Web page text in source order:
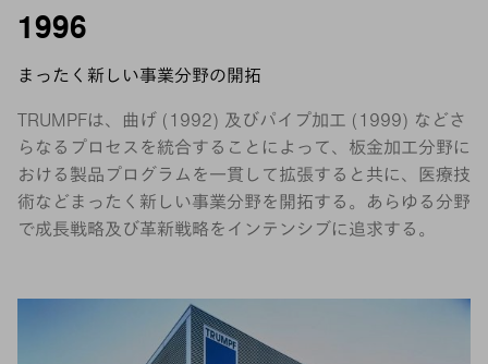
1996
まったく新しい事業分野の開拓
TRUMPFは、曲げ (1992) 及びパイプ加工 (1999) などさ
らなるプロセスを統合することによって、板金加工分野に
おける製品プログラムを一貫して拡張すると共に、医療技
術などまったく新しい事業分野を開拓する。あらゆる分野
で成長戦略及び革新戦略をインテンシブに追求する。